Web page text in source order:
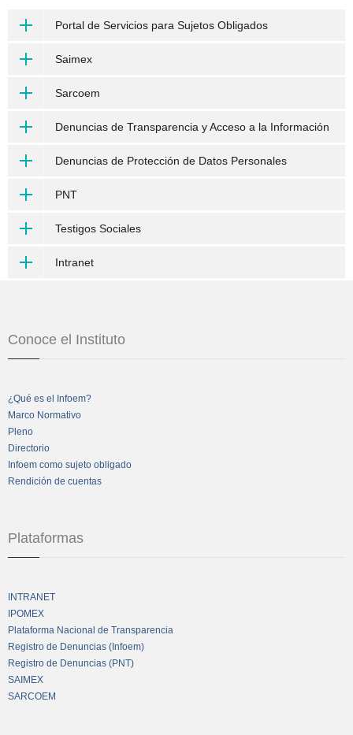
Portal de Servicios para Sujetos Obligados
Saimex
Sarcoem
Denuncias de Transparencia y Acceso a la Información
Denuncias de Protección de Datos Personales
PNT
Testigos Sociales
Intranet
Conoce el Instituto
¿Qué es el Infoem?
Marco Normativo
Pleno
Directorio
Infoem como sujeto obligado
Rendición de cuentas
Plataformas
INTRANET
IPOMEX
Plataforma Nacional de Transparencia
Registro de Denuncias (Infoem)
Registro de Denuncias (PNT)
SAIMEX
SARCOEM